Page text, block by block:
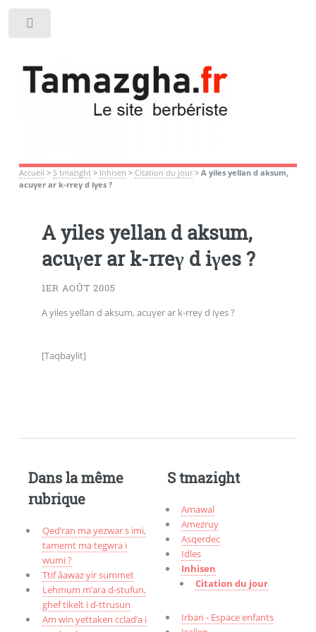
Accueil > S tmazight> Inhisen > Citation du jour> A yiles yellan d aksum,
acuγer ar k-rreγ d iγes ?
A yiles yellan d aksum,
acuγer ar k-rreγ d iγes ?
1ER AOÛT 2005
A yiles yellan d aksum, acuγer ar k-rreγ d iγes ?
[Taqbaylit]
Dans la même
rubrique
Qed’ran ma yezwar s imi,
tamemt ma tegwra i
wumi ?
Ttif âawaz yir summet
Lehmum m’ara d-stufun,
ghef tikelt i d-ttrusun
Am win yettaken cclad’a i
S tmazight
Amawal
Amezruy
Asqerdec
Idles
Inhisen
Citation du jour
Irban - Espace enfants